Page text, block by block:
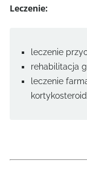
Leczenie:
leczenie
rehabilitacja
leczenie